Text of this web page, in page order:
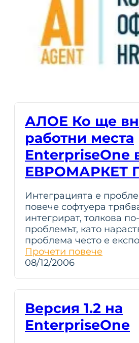
АЛОЕ Ко ще
работни места
EnterpriseOne
ЕВРОМАРКЕТ
Интеграцията е
повече софтуера
интегрират, толкова
проблемът, като
проблема често е
Прочети повече
08/12/2006
Версия 1.2 на
EnterpriseOne